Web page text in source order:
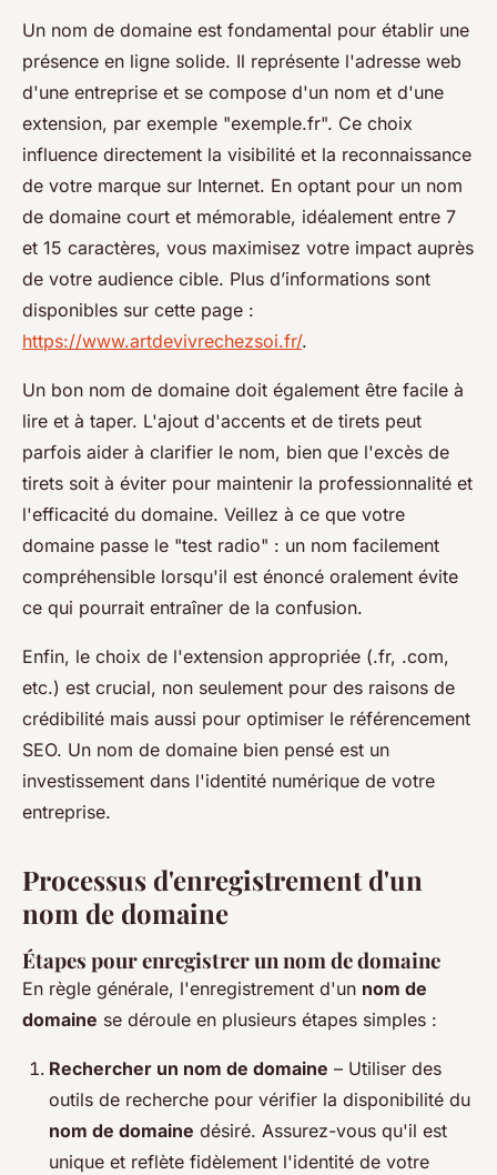
Un nom de domaine est fondamental pour établir une
présence en ligne solide. Il représente l'adresse web
d'une entreprise et se compose d'un nom et d'une
extension, par exemple "exemple.fr". Ce choix
influence directement la visibilité et la reconnaissance
de votre marque sur Internet. En optant pour un nom
de domaine court et mémorable, idéalement entre 7
et 15 caractères, vous maximisez votre impact auprès
de votre audience cible. Plus d’informations sont
disponibles sur cette page :
https://www.artdevivrechezsoi.fr/.
Un bon nom de domaine doit également être facile à
lire et à taper. L'ajout d'accents et de tirets peut
parfois aider à clarifier le nom, bien que l'excès de
tirets soit à éviter pour maintenir la professionnalité et
l'efficacité du domaine. Veillez à ce que votre
domaine passe le "test radio" : un nom facilement
compréhensible lorsqu'il est énoncé oralement évite
ce qui pourrait entraîner de la confusion.
Enfin, le choix de l'extension appropriée (.fr, .com,
etc.) est crucial, non seulement pour des raisons de
crédibilité mais aussi pour optimiser le référencement
SEO. Un nom de domaine bien pensé est un
investissement dans l'identité numérique de votre
entreprise.
Processus d'enregistrement d'un
nom de domaine
Étapes pour enregistrer un nom de domaine
En règle générale, l'enregistrement d'un nom de
domaine se déroule en plusieurs étapes simples :
Rechercher un nom de domaine – Utiliser des
outils de recherche pour vérifier la disponibilité du
nom de domaine désiré. Assurez-vous qu'il est
unique et reflète fidèlement l'identité de votre